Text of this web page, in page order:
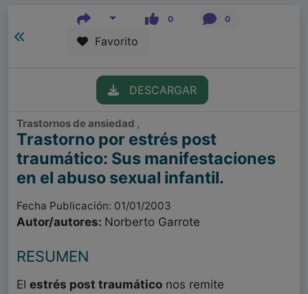
0 0
Favorito
DESCARGAR
Trastornos de ansiedad ,
Trastorno por estrés post
traumático: Sus manifestaciones
en el abuso sexual infantil.
Fecha Publicación: 01/01/2003
Autor/autores: Norberto Garrote
RESUMEN
El estrés post traumático nos remite